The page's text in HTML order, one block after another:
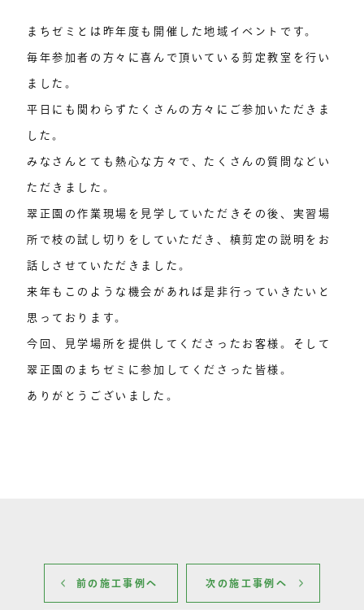
まちゼミとは昨年度も開催した地域イベントです。
毎年参加者の方々に喜んで頂いている剪定教室を行い
ました。
平日にも関わらずたくさんの方々にご参加いただきま
した。
みなさんとても熱心な方々で、たくさんの質問などい
ただきました。
翠正園の作業現場を見学していただきその後、実習場
所で枝の試し切りをしていただき、槙剪定の説明をお
話しさせていただきました。
来年もこのような機会があれば是非行っていきたいと
思っております。
今回、見学場所を提供してくださったお客様。そして
翠正園のまちゼミに参加してくださった皆様。
ありがとうございました。
前の施工事例へ 次の施工事例へ